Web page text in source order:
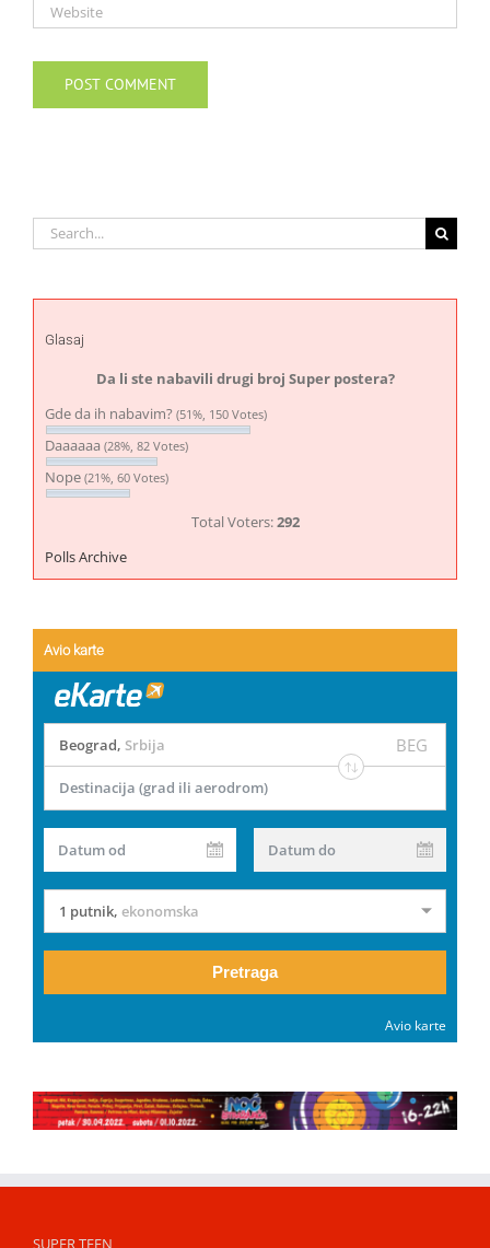
Search
for:
Glasaj
Da li ste nabavili drugi broj Super postera?
Gde da ih nabavim? (51%, 150 Votes)
Daaaaaa (28%, 82 Votes)
Nope (21%, 60 Votes)
Total Voters:292
Polls Archive
Avio karte
Beograd, Srbija BEG
Destinacija (grad ili aerodrom)
Datum od Datum do
1 putnik, ekonomska
Pretraga
Avio karte
SUPER TEEN